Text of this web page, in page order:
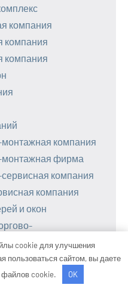
компания
компания
компания
компания
монтажная фирма
компания
компания
и окон
cookie для улучшения
пользоваться сайтом, вы даете
файлов cookie.
OK